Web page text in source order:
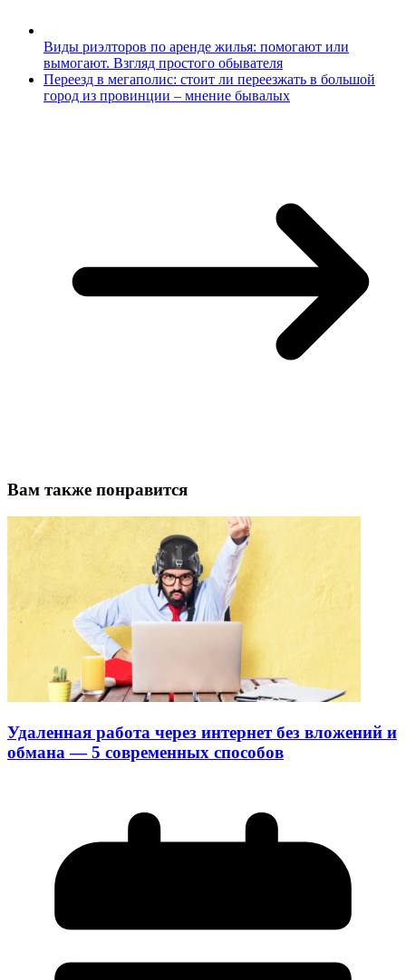
Виды риэлторов по аренде жилья: помогают или
вымогают. Взгляд простого обывателя
Переезд в мегаполис: стоит ли переезжать в большой
город из провинции – мнение бывалых
Вам также понравится
Удаленная работа через интернет без вложений и
обмана — 5 современных способов